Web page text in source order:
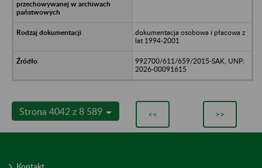
dokumentacja osobowa i płacowa z
lat 1994-2001
992700/611/659/2015-SAK, UNP:
2026-00091615
Strona 4042 z 8 589 << >>
Kontakt